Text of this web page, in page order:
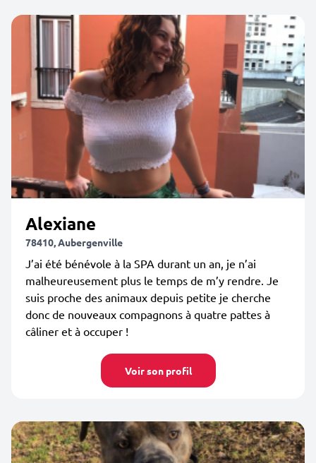
Alexiane
78410, Aubergenville
J’ai été bénévole à la SPA durant un an, je n’ai
malheureusement plus le temps de m’y rendre. Je
suis proche des animaux depuis petite je cherche
donc de nouveaux compagnons à quatre pattes à
câliner et à occuper !
Voir son profil